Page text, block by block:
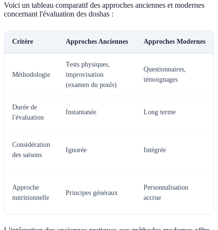
Voici un tableau comparatif des approches anciennes et modernes
concernant l'évaluation des doshas :
Critère Approches Anciennes Approches Modernes
Méthodologie
Tests physiques,
improvisation
(examen du pouls)
Questionnaires,
témoignages
Durée de
l'évaluation
Instantanée Long terme
Considération
des saisons
Ignorée Intégrée
Approche
nutritionnelle
Principes généraux
Personnalisation
accrue